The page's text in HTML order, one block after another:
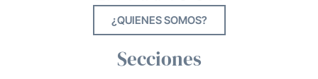
¿QUIENES SOMOS?
Secciones